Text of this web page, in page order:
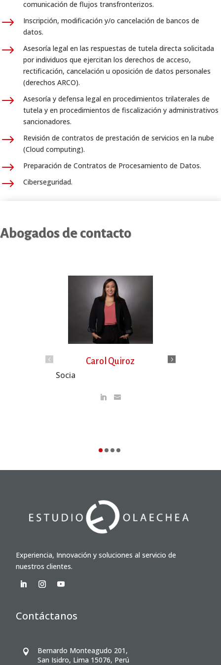
comunicación de flujos transfronterizos.
$
Inscripción, modificación y/o cancelación de bancos de
datos.
$
Asesoría legal en las respuestas de tutela directa solicitada
por individuos que ejercitan los derechos de acceso,
rectificación, cancelación u oposición de datos personales
(derechos ARCO).
$
Asesoría y defensa legal en procedimientos trilaterales de
tutela y en procedimientos de fiscalización y administrativos
sancionadores.
$
Revisión de contratos de prestación de servicios en la nube
(Cloud computing).
$ Preparación de Contratos de Procesamiento de Datos.
$ Ciberseguridad.
Abogados de contacto
Carol Quiroz
Socia
Experiencia, Innovación y soluciones al servicio de
nuestros clientes.
Contáctanos

Bernardo Monteagudo 201,
San Isidro, Lima 15076, Perú